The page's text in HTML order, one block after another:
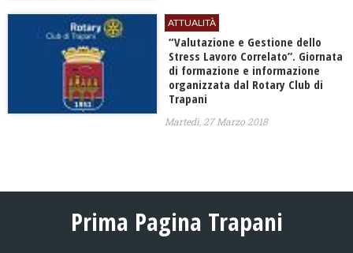
ATTUALITÀ
“Valutazione e Gestione dello
Stress Lavoro Correlato”. Giornata
di formazione e informazione
organizzata dal Rotary Club di
Trapani
Martedì, 27 Marzo 2018
Prima Pagina Trapani